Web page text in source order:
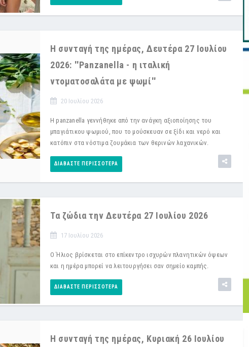
Η συνταγή της ημέρας, Δευτέρα 27 Ιουλίου
2026: ''Panzanella - η ιταλική
ντοματοσαλάτα με ψωμί''
20 Ιουλίου 2026
Η panzanella γεννήθηκε από την ανάγκη αξιοποίησης του
μπαγιάτικου ψωμιού, που το μούσκευαν σε ξίδι και νερό και
κατόπιν στα νόστιμα ζουμάκια των θερινών λαχανικών.
ΔΙΑΒΆΣΤΕ ΠΕΡΙΣΣΌΤΕΡΑ
Τα ζώδια την Δευτέρα 27 Ιουλίου 2026
17 Ιουλίου 2026
Ο Ήλιος βρίσκεται στο επίκεντρο ισχυρών πλανητικών όψεων
και η ημέρα μπορεί να λειτουργήσει σαν σημείο καμπής.
ΔΙΑΒΆΣΤΕ ΠΕΡΙΣΣΌΤΕΡΑ
Η συνταγή της ημέρας, Κυριακή 26 Ιουλίου